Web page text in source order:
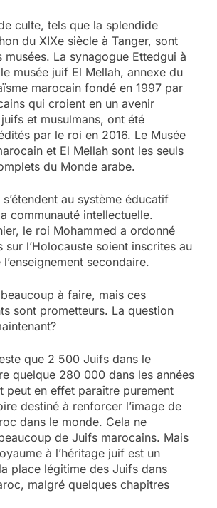
culte, tels que la splendide
du XIXe siècle à Tanger, sont
musées. La synagogue Ettedgui à
musée juif El Mellah, annexe du
marocain fondé en 1997 par
qui croient en un avenir
et musulmans, ont été
par le roi en 2016. Le Musée
et El Mellah sont les seuls
du Monde arabe.
au système éducatif
communauté intellectuelle.
le roi Mohammed a ordonné
sur l’Holocauste soient inscrites au
secondaire.
à faire, mais ces
sont prometteurs. La question
que 2 500 Juifs dans le
quelque 280 000 dans les années
peut en effet paraître purement
destiné à renforcer l’image de
dans le monde. Cela ne
de Juifs marocains. Mais
à l’héritage juif est un
place légitime des Juifs dans
malgré quelques chapitres